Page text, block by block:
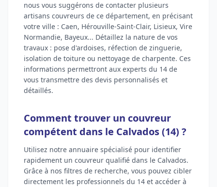
nous vous suggérons de contacter plusieurs
artisans couvreurs de ce département, en précisant
votre ville : Caen, Hérouville-Saint-Clair, Lisieux, Vire
Normandie, Bayeux... Détaillez la nature de vos
travaux : pose d'ardoises, réfection de zinguerie,
isolation de toiture ou nettoyage de charpente. Ces
informations permettront aux experts du 14 de
vous transmettre des devis personnalisés et
détaillés.
Comment trouver un couvreur
compétent dans le Calvados (14) ?
Utilisez notre annuaire spécialisé pour identifier
rapidement un couvreur qualifié dans le Calvados.
Grâce à nos filtres de recherche, vous pouvez cibler
directement les professionnels du 14 et accéder à